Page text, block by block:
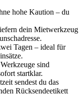
hohe Kaution – du
dein Mietwerkzeug
Tagen – ideal für
sind
startklar.
sendest du das
Rücksendeetikett